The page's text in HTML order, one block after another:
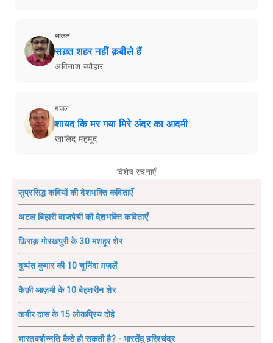
सजल
सख़्त शहर नहीं क़बीले हैं
अविनाश ब्यौहार
ग़ज़ल
शायद कि मर गया मिरे अंदर का आदमी
ख़ालिद महमूद
विशेष रचनाएँ
सुप्रसिद्ध कवियों की देशभक्ति कविताएँ
अटल बिहारी वाजपेयी की देशभक्ति कविताएँ
फ़िराक़ गोरखपुरी के 30 मशहूर शेर
दुष्यंत कुमार की 10 चुनिंदा ग़ज़लें
कैफ़ी आज़मी के 10 बेहतरीन शेर
कबीर दास के 15 लोकप्रिय दोहे
भारतवर्षोन्नति कैसे हो सकती है? - भारतेंदु हरिश्चंद्र